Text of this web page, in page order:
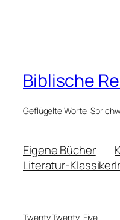
Biblische
Geflügelte Worte,
Eigene Bücher
Literatur-Klassiker
Twenty Twenty-Five